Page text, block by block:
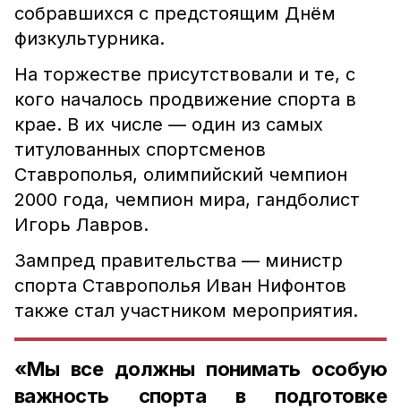
собравшихся с предстоящим Днём
физкультурника.
На торжестве присутствовали и те, с
кого началось продвижение спорта в
крае. В их числе — один из самых
титулованных спортсменов
Ставрополья, олимпийский чемпион
2000 года, чемпион мира, гандболист
Игорь Лавров.
Зампред правительства — министр
спорта Ставрополья Иван Нифонтов
также стал участником мероприятия.
«Мы все должны понимать особую
важность спорта в подготовке